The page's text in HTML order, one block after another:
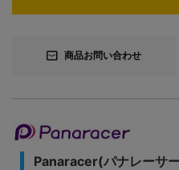
商品お問い合わせ
Panaracer(パナレーサ